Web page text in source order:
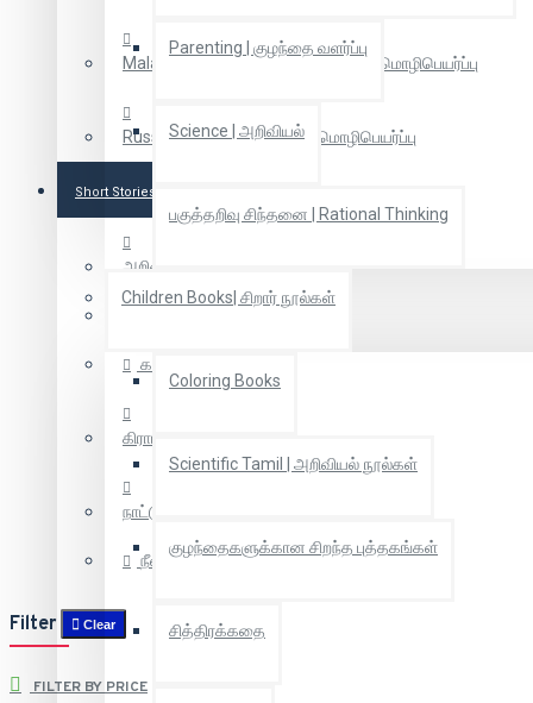
Parenting | குழந்தை வளர்ப்பு
Science | அறிவியல்
பகுத்தறிவு சிந்தனை | Rational Thinking
Children Books| சிறார் நூல்கள்
Coloring Books
Scientific Tamil | அறிவியல் நூல்கள்
குழந்தைகளுக்கான சிறந்த புத்தகங்கள்
சித்திரக்கதை
Malaiyalam Translation | மலையாள மொழிபெயர்ப்பு
Russian Translation | ரஷ்ய மொழிபெயர்ப்பு
Short Stories
அறிவியல் புனைகதை
கதைகள்
கிராமியக் கதைகள்
நாட்டுப்புறகதைகள்
நீள்கதைகள்
Filter Clear
FILTER BY PRICE